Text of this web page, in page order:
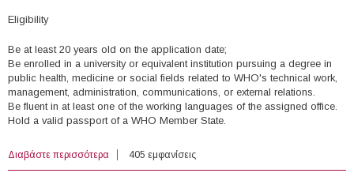
Eligibility
Be at least 20 years old on the application date;
Be enrolled in a university or equivalent institution pursuing a degree in
public health, medicine or social fields related to WHO's technical work,
management, administration, communications, or external relations.
Be fluent in at least one of the working languages of the assigned office.
Hold a valid passport of a WHO Member State.
Διαβάστε περισσότερα για Internships at World Health Organisation
405 εμφανίσεις